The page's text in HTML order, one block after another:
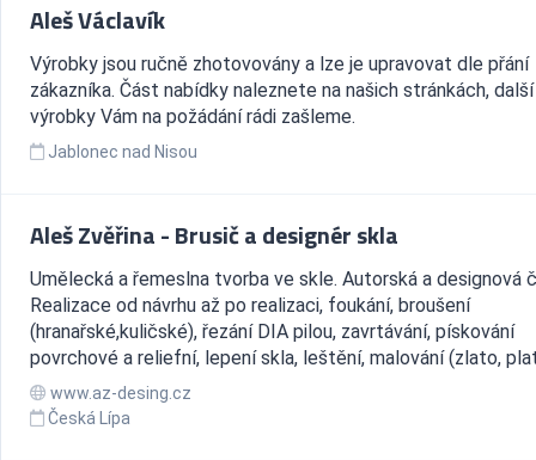
Aleš Václavík
Výrobky jsou ručně zhotovovány a lze je upravovat dle přání
zákazníka. Část nabídky naleznete na našich stránkách, další
výrobky Vám na požádání rádi zašleme.
Jablonec nad Nisou
Aleš Zvěřina - Brusič a designér skla
Umělecká a řemeslna tvorba ve skle. Autorská a designová
Realizace od návrhu až po realizaci, foukání, broušení
(hranařské,kuličské), řezání DIA pilou, zavrtávání, pískování
povrchové a reliefní, lepení skla, leštění, malování (zlato,
www.az-desing.cz
Česká Lípa